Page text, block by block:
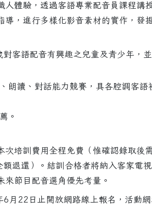
營隊上課時間與教室說明(英語成長
人體驗，透過客語專業配音員課程講
導，進行多樣化影音素材的實作，發
客語配音有興趣之兒童及青少年，
朗讀、對話能力競賽，具各腔調客語
。
次培訓費用全程免費（惟確認錄取後
退還）。結訓合格者將納入客家電
節目配音選角優先考量。
月22日止開放網路線上報名，活動網